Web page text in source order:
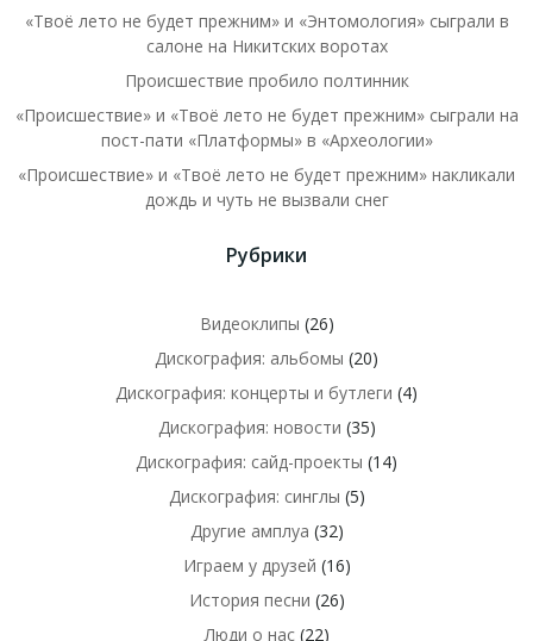
«Твоё лето не будет прежним» и «Энтомология» сыграли в
салоне на Никитских воротах
Происшествие пробило полтинник
«Происшествие» и «Твоё лето не будет прежним» сыграли на
пост-пати «Платформы» в «Археологии»
«Происшествие» и «Твоё лето не будет прежним» накликали
дождь и чуть не вызвали снег
Рубрики
Видеоклипы (26)
Дискография: альбомы (20)
Дискография: концерты и бутлеги (4)
Дискография: новости (35)
Дискография: сайд-проекты (14)
Дискография: синглы (5)
Другие амплуа (32)
Играем у друзей (16)
История песни (26)
Люди о нас(22)